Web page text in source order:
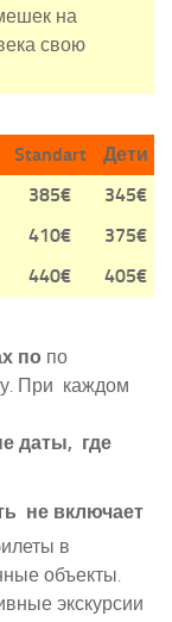
на
свою
Standart
Дети
385€ 345€
410€ 375€
440€ 405€
по по
При каждом
даты, где
не включает
в
объекты.
экскурсии